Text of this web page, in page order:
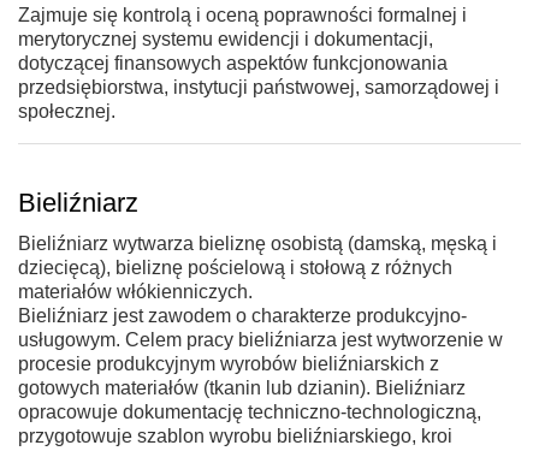
Zajmuje się kontrolą i oceną poprawności formalnej i
merytorycznej systemu ewidencji i dokumentacji,
dotyczącej finansowych aspektów funkcjonowania
przedsiębiorstwa, instytucji państwowej, samorządowej i
społecznej.
Bieliźniarz
Bieliźniarz wytwarza bieliznę osobistą (damską, męską i
dziecięcą), bieliznę pościelową i stołową z różnych
materiałów włókienniczych.
Bieliźniarz jest zawodem o charakterze produkcyjno-
usługowym. Celem pracy bieliźniarza jest wytworzenie w
procesie produkcyjnym wyrobów bieliźniarskich z
gotowych materiałów (tkanin lub dzianin). Bieliźniarz
opracowuje dokumentację techniczno-technologiczną,
przygotowuje szablon wyrobu bieliźniarskiego, kroi